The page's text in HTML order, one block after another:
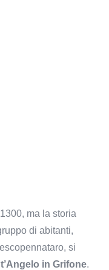
ma la storia
di abitanti,
si
in Grifone.